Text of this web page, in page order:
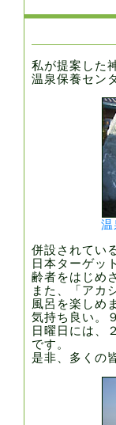
私が提案した
温泉保養セン
温
併設されてい
日本ターゲッ
齢者をはじめ
また、「アカ
風呂を楽しめ
気持ち良い。
日曜日には、
です。
是非、多くの